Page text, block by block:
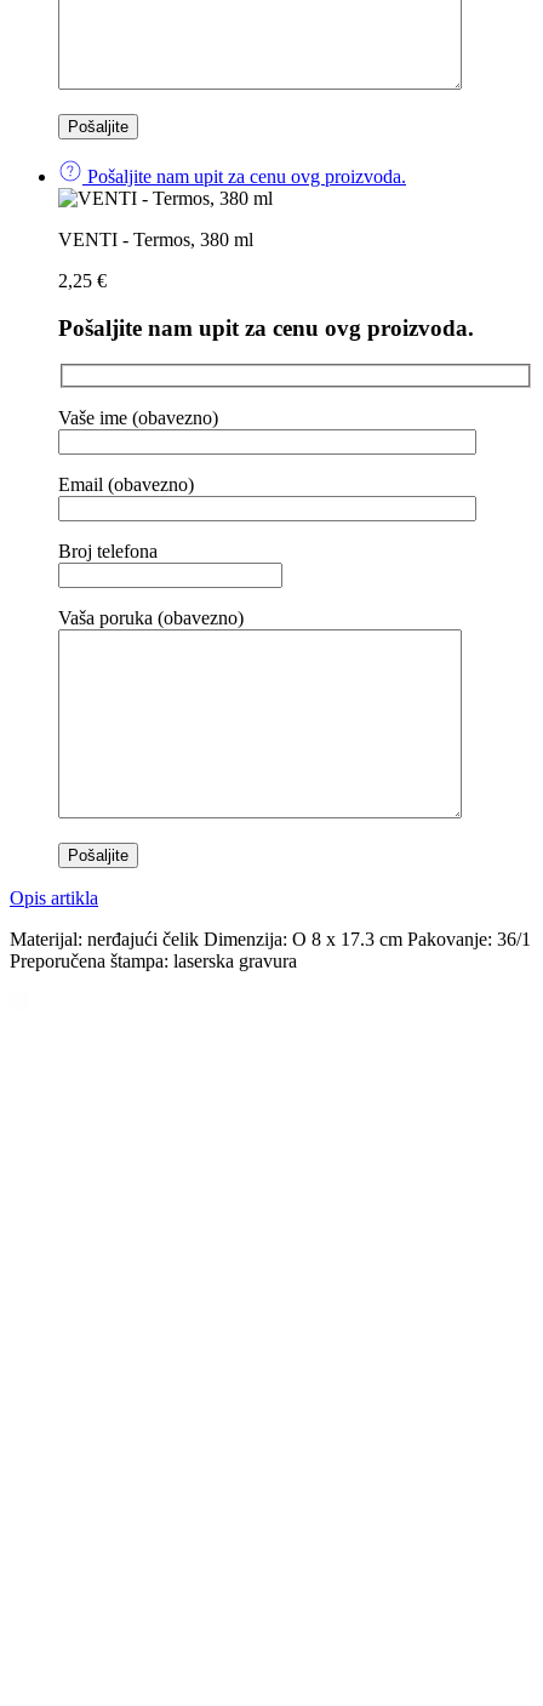
Pošaljite nam upit za cenu ovg proizvoda.
VENTI - Termos, 380 ml
2,25 €
Pošaljite nam upit za cenu ovg proizvoda.
Vaše ime (obavezno)
Email (obavezno)
Broj telefona
Vaša poruka (obavezno)
Opis artikla
Materijal: nerđajući čelik Dimenzija: O 8 x 17.3 cm Pakovanje: 36/1
Preporučena štampa: laserska gravura